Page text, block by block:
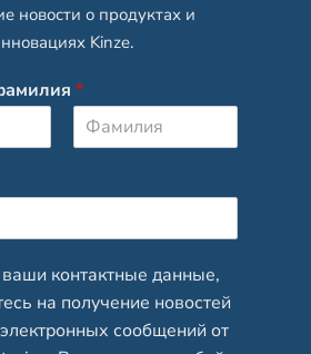
новости о продуктах и
Kinze.
*
и
контактные данные,
на получение новостей
сообщений от